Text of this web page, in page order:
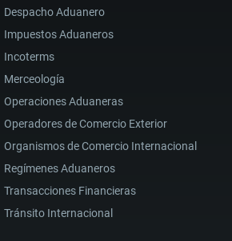
Despacho Aduanero
Impuestos Aduaneros
Incoterms
Merceología
Operaciones Aduaneras
Operadores de Comercio Exterior
Organismos de Comercio Internacional
Regímenes Aduaneros
Transacciones Financieras
Tránsito Internacional